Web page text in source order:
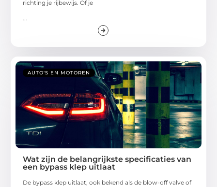
richting je rijbewijs. Of je
...
AUTO'S EN MOTOREN
Wat zijn de belangrijkste specificaties van
een bypass klep uitlaat
De bypass klep uitlaat, ook bekend als de blow-off valve of